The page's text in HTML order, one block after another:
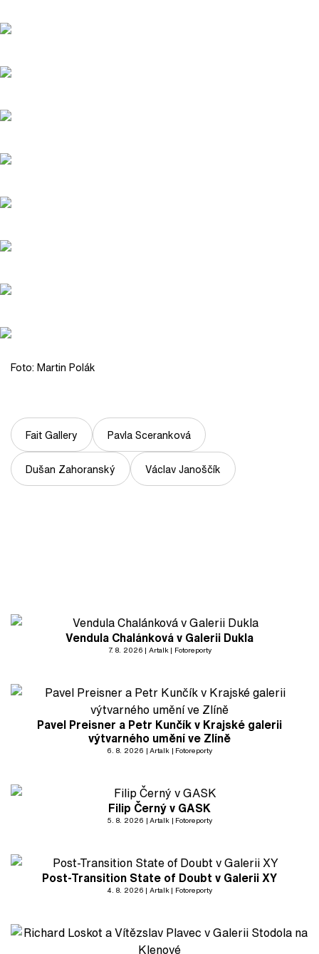
Foto: Martin Polák
Fait Gallery Pavla Sceranková
Dušan Zahoranský Václav Janoščík
Vendula Chalánková v Galerii Dukla
7. 8. 2026 Artalk Fotoreporty
Pavel Preisner a Petr Kunčík v Krajské galerii
výtvarného umění ve Zlíně
6. 8. 2026 Artalk Fotoreporty
Filip Černý v GASK
5. 8. 2026 Artalk Fotoreporty
Post-Transition State of Doubt v Galerii XY
4. 8. 2026 Artalk Fotoreporty